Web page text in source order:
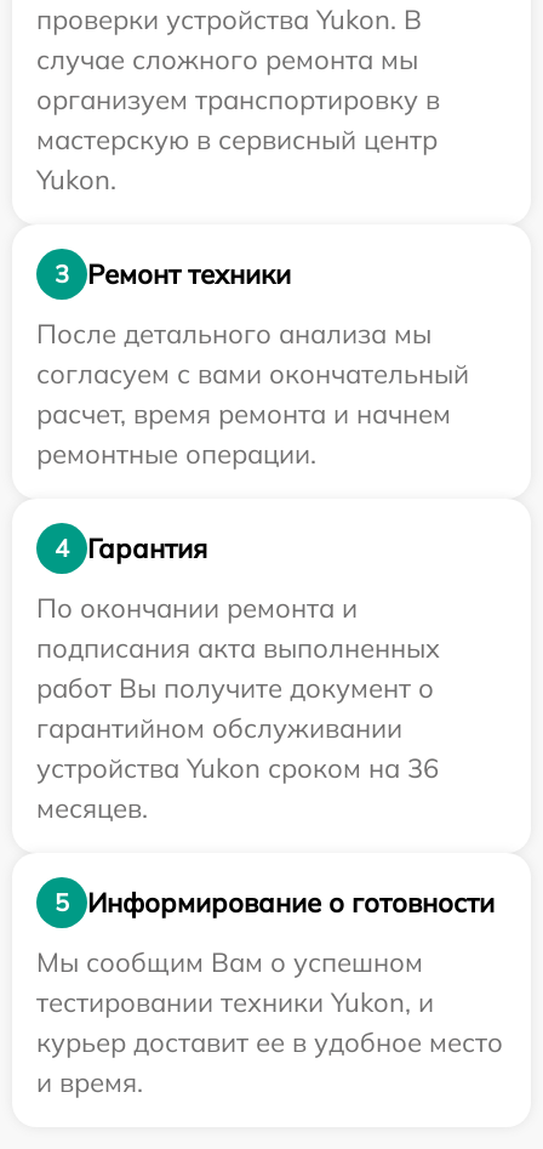
проверки устройства Yukon. В
случае сложного ремонта мы
организуем транспортировку в
мастерскую в сервисный центр
Yukon.
3
Ремонт техники
После детального анализа мы
согласуем с вами окончательный
расчет, время ремонта и начнем
ремонтные операции.
4
Гарантия
По окончании ремонта и
подписания акта выполненных
работ Вы получите документ о
гарантийном обслуживании
устройства Yukon сроком на 36
месяцев.
5
Информирование о готовности
Мы сообщим Вам о успешном
тестировании техники Yukon, и
курьер доставит ее в удобное место
и время.